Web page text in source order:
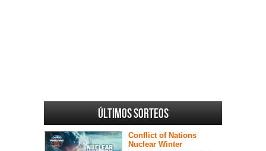
Últimos sorteos
Conflict of Nations
Nuclear Winter